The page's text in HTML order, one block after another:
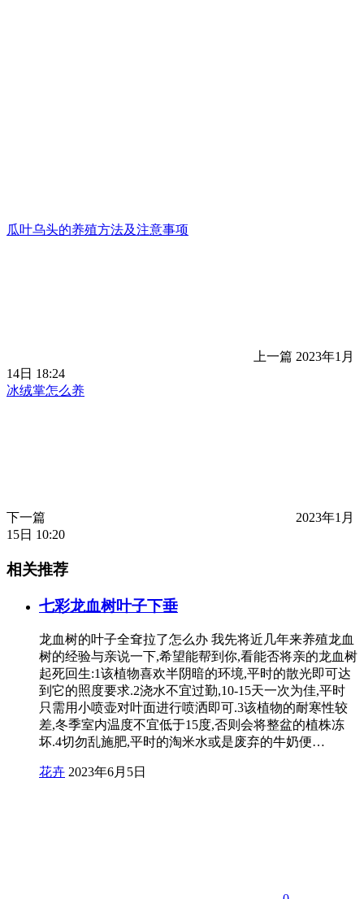
瓜叶乌头的养殖方法及注意事项
上一篇 2023年1月
14日 18:24
冰绒掌怎么养
下一篇
2023年1月
15日 10:20
相关推荐
七彩龙血树叶子下垂
龙血树的叶子全耷拉了怎么办 我先将近几年来养殖龙血
树的经验与亲说一下,希望能帮到你,看能否将亲的龙血树
起死回生:1该植物喜欢半阴暗的环境,平时的散光即可达
到它的照度要求.2浇水不宜过勤,10-15天一次为佳,平时
只需用小喷壶对叶面进行喷洒即可.3该植物的耐寒性较
差,冬季室内温度不宜低于15度,否则会将整盆的植株冻
坏.4切勿乱施肥,平时的淘米水或是废弃的牛奶便…
花卉 2023年6月5日